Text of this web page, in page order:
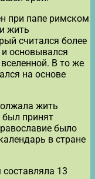
при папе римском
жить
считался более
основывался
В то же
на основе
жить
принят
было
в стране
13